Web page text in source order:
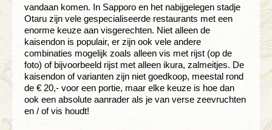
vandaan komen. In Sapporo en het nabijgelegen stadje
Otaru zijn vele gespecialiseerde restaurants met een
enorme keuze aan visgerechten. Niet alleen de
kaisendon is populair, er zijn ook vele andere
combinaties mogelijk zoals alleen vis met rijst (op de
foto) of bijvoorbeeld rijst met alleen ikura, zalmeitjes. De
kaisendon of varianten zijn niet goedkoop, meestal rond
de € 20,- voor een portie, maar elke keuze is hoe dan
ook een absolute aanrader als je van verse zeevruchten
en / of vis houdt!